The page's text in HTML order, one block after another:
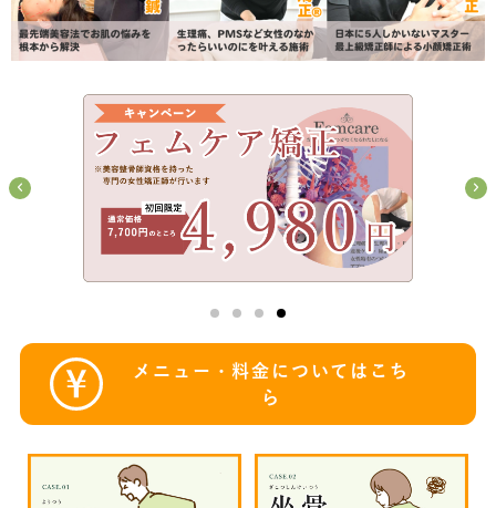
メニュー・料金についてはこち
ら